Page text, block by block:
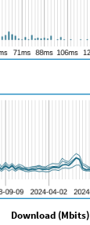
Download (Mbits)